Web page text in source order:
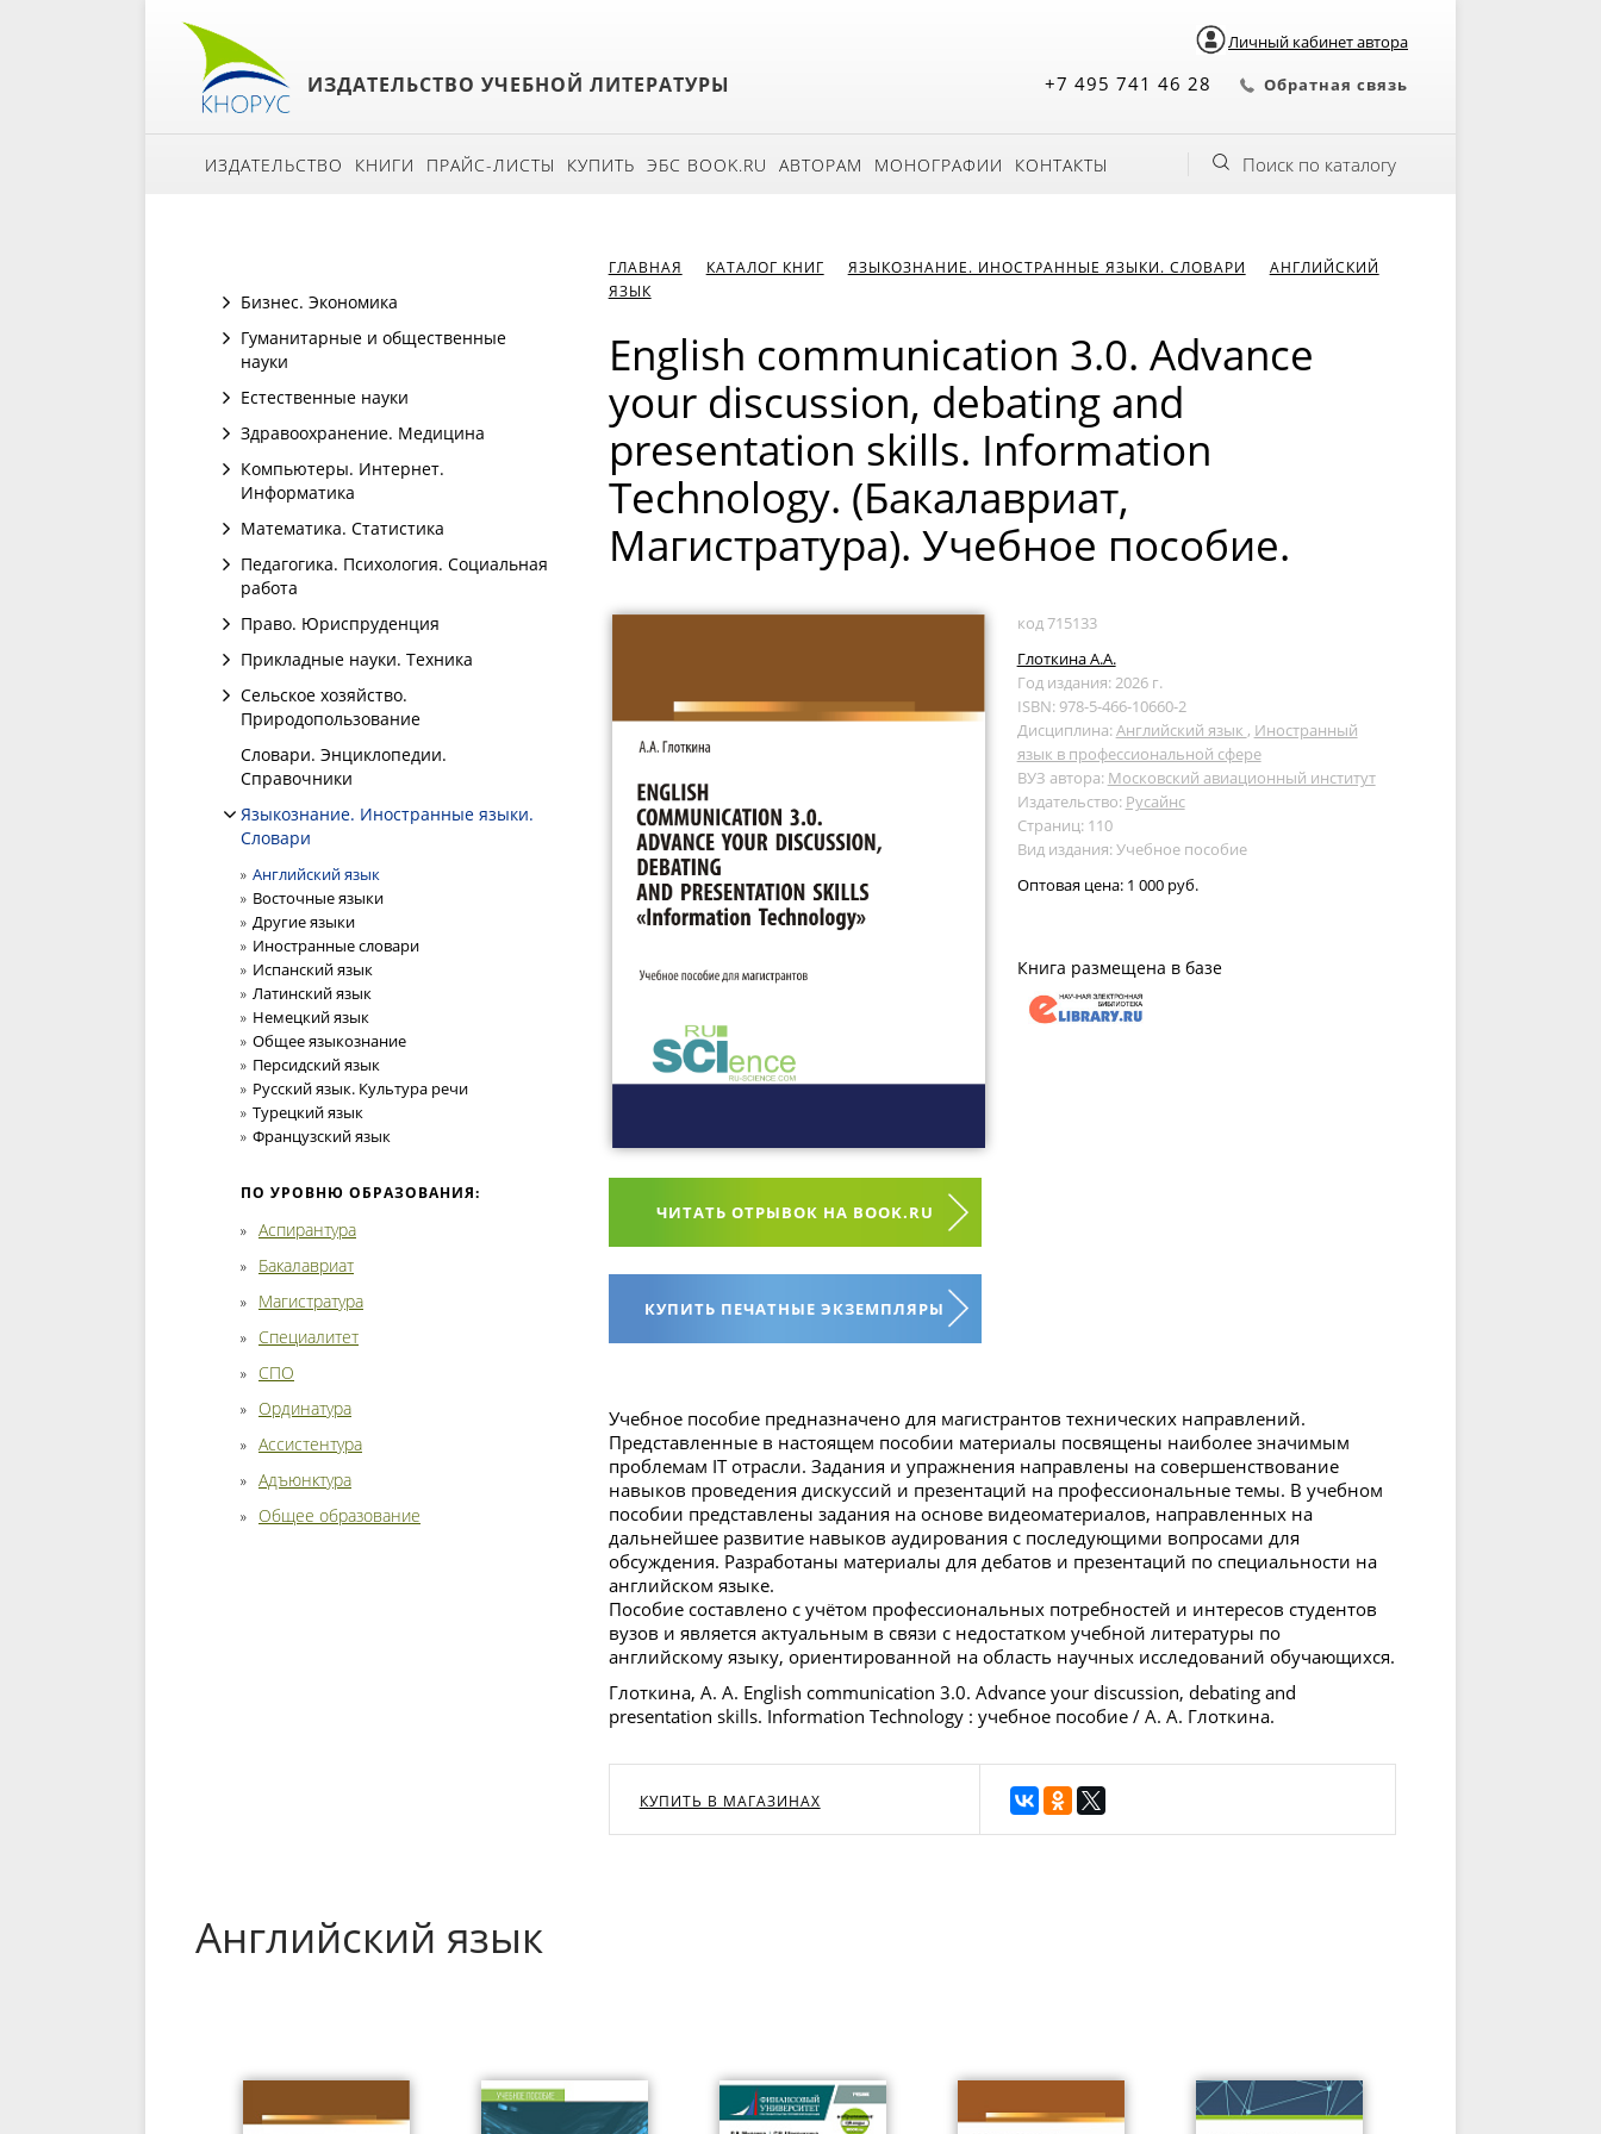
Личный кабинет автора
ИЗДАТЕЛЬСТВО УЧЕБНОЙ ЛИТЕРАТУРЫ +7 495 741 46 28 Обратная связь
ИЗДАТЕЛЬСТВО КНИГИ ПРАЙС-ЛИСТЫ КУПИТЬ ЭБС BOOK.RU АВТОРАМ МОНОГРАФИИ КОНТАКТЫ Поиск по каталогу
Бизнес. Экономика
Гуманитарные и общественные
науки
Естественные науки
Здравоохранение. Медицина
Компьютеры. Интернет.
Информатика
Математика. Статистика
Педагогика. Психология. Социальная
работа
Право. Юриспруденция
Прикладные науки. Техника
Сельское хозяйство.
Природопользование
Словари. Энциклопедии.
Справочники
Языкознание. Иностранные языки.
Словари
Английский язык
Восточные языки
Другие языки
Иностранные словари
Испанский язык
Латинский язык
Немецкий язык
Общее языкознание
Персидский язык
Русский язык. Культура речи
Турецкий язык
Французский язык
ПО УРОВНЮ ОБРАЗОВАНИЯ:
Аспирантура
Бакалавриат
Магистратура
Специалитет
СПО
Ординатура
Ассистентура
Адъюнктура
Общее образование
ГЛАВНАЯ КАТАЛОГ КНИГ ЯЗЫКОЗНАНИЕ. ИНОСТРАННЫЕ ЯЗЫКИ. СЛОВАРИ
АНГЛИЙСКИЙ
ЯЗЫК
English communication 3.0. Advance
your discussion, debating and
presentation skills. Information
Technology. (Бакалавриат,
Магистратура). Учебное пособие.
ЧИТАТЬ ОТРЫВОК НА BOOK.RU
КУПИТЬ ПЕЧАТНЫЕ ЭКЗЕМПЛЯРЫ
код 715133
Глоткина А.А.
Год издания: 2026 г.
ISBN: 978-5-466-10660-2
Дисциплина:Английский язык , Иностранный
язык в профессиональной сфере
ВУЗ автора: Московский авиационный институт
Издательство: Русайнс
Страниц: 110
Вид издания: Учебное пособие
Оптовая цена: 1 000 руб.
Книга размещена в базе
Учебное пособие предназначено для магистрантов технических направлений.
Представленные в настоящем пособии материалы посвящены наиболее значимым
проблемам IT отрасли. Задания и упражнения направлены на совершенствование
навыков проведения дискуссий и презентаций на профессиональные темы. В учебном
пособии представлены задания на основе видеоматериалов, направленных на
дальнейшее развитие навыков аудирования с последующими вопросами для
обсуждения. Разработаны материалы для дебатов и презентаций по специальности на
английском языке.
Пособие составлено с учётом профессиональных потребностей и интересов студентов
вузов и является актуальным в связи с недостатком учебной литературы по
английскому языку, ориентированной на область научных исследований обучающихся.
Глоткина, А. А. English communication 3.0. Advance your discussion, debating and
presentation skills. Information Technology : учебное пособие / А. А. Глоткина.
КУПИТЬ В МАГАЗИНАХ
Английский язык